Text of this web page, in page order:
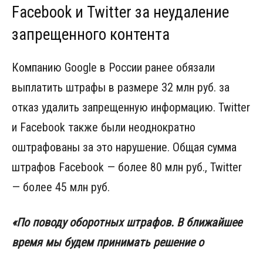
Facebook и Twitter за неудаление
запрещенного контента
Компанию Google в России ранее обязали
выплатить штрафы в размере 32 млн руб. за
отказ удалить запрещенную информацию. Twitter
и Facebook также были неоднократно
оштрафованы за это нарушение. Общая сумма
штрафов Facebook — более 80 млн руб., Twitter
— более 45 млн руб.
«По поводу оборотных штрафов. В ближайшее
время мы будем принимать решение о